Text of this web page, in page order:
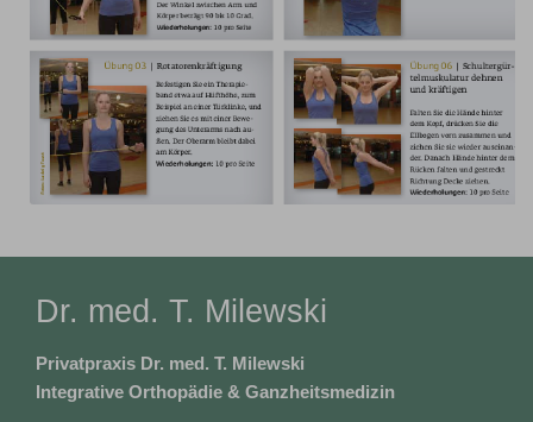
Dr. med. T. Milewski
Privatpraxis Dr. med. T. Milewski
Integrative Orthopädie & Ganzheitsmedizin